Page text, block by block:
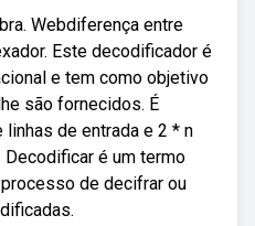
Webdiferença entre
Este decodificador é
e tem como objetivo
são fornecidos. É
de entrada e 2 * n
é um termo
de decifrar ou